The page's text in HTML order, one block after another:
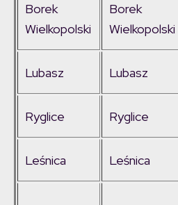
Borek
Wielkopolski
Borek
Wielkopolski
Lubasz Lubasz
Ryglice Ryglice
Leśnica Leśnica